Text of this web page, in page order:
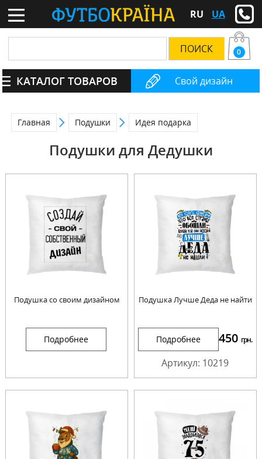
RU UA
Свой дизайн
0
КАТАЛОГ ТОВАРОВ
Главная Подушки Идея подарка
Подушки для Дедушки
Подушка со своим дизайном
Подробнее
Подушка Лучше Деда не найти
Подробнее 450 грн.
Артикул: 10219